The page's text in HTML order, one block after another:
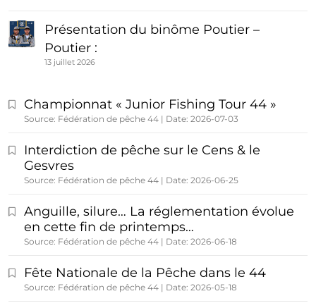
Présentation du binôme Poutier –
Poutier :
13 juillet 2026
Championnat « Junior Fishing Tour 44 »
Source: Fédération de pêche 44 Date: 2026-07-03
Interdiction de pêche sur le Cens & le
Gesvres
Source: Fédération de pêche 44 Date: 2026-06-25
Anguille, silure… La réglementation évolue
en cette fin de printemps…
Source: Fédération de pêche 44 Date: 2026-06-18
Fête Nationale de la Pêche dans le 44
Source: Fédération de pêche 44 Date: 2026-05-18